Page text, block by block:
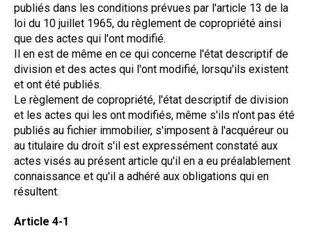
publiés dans les conditions prévues par l'article 13 de la
loi du 10 juillet 1965, du règlement de copropriété ainsi
que des actes qui l'ont modifié.
Il en est de même en ce qui concerne l'état descriptif de
division et des actes qui l'ont modifié, lorsqu'ils existent
et ont été publiés.
Le règlement de copropriété, l'état descriptif de division
et les actes qui les ont modifiés, même s'ils n'ont pas été
publiés au fichier immobilier, s'imposent à l'acquéreur ou
au titulaire du droit s'il est expressément constaté aux
actes visés au présent article qu'il en a eu préalablement
connaissance et qu'il a adhéré aux obligations qui en
résultent.
Article 4-1